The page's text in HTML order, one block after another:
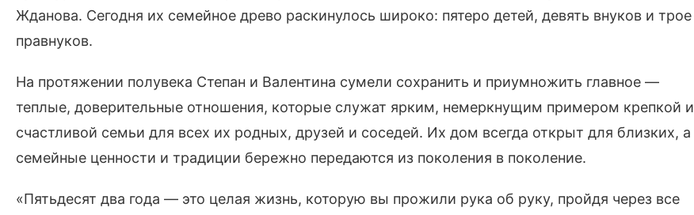
Жданова. Сегодня их семейное древо раскинулось широко: пятеро детей, девять внуков и трое
правнуков.
На протяжении полувека Степан и Валентина сумели сохранить и приумножить главное —
теплые, доверительные отношения, которые служат ярким, немеркнущим примером крепкой и
счастливой семьи для всех их родных, друзей и соседей. Их дом всегда открыт для близких, а
семейные ценности и традиции бережно передаются из поколения в поколение.
«Пятьдесят два года — это целая жизнь, которую вы прожили рука об руку, пройдя через все